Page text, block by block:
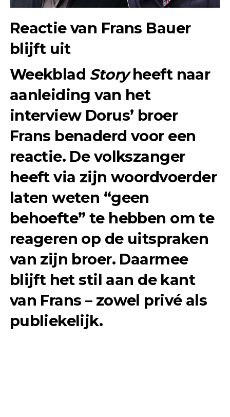
Reactie van Frans Bauer
blijft uit
Weekblad Storyheeft naar
aanleiding van het
interview Dorus’ broer
Frans benaderd voor een
reactie. De volkszanger
heeft via zijn woordvoerder
laten weten “geen
behoefte” te hebben om te
reageren op de uitspraken
van zijn broer. Daarmee
blijft het stil aan de kant
van Frans – zowel privé als
publiekelijk.